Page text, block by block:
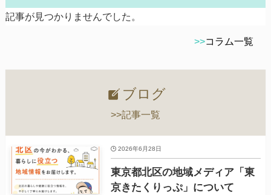
記事が見つかりませんでした。
>>コラム一覧
ブログ
>>記事一覧
東京都北区の地域メディア「東
京きたくりっぷ」について
2026年6月28日